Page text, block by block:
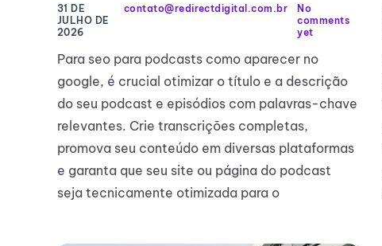
31 DE
JULHO DE
2026
contato@redirectdigital.com.br
No
comments
yet
Para seo para podcasts como aparecer no
google, é crucial otimizar o título e a descrição
do seu podcast e episódios com palavras-chave
relevantes. Crie transcrições completas,
promova seu conteúdo em diversas plataformas
e garanta que seu site ou página do podcast
seja tecnicamente otimizada para o